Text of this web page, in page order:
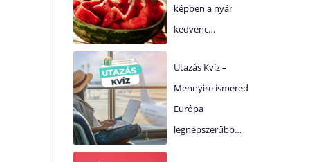
képben a nyár
kedvenc…
Utazás Kvíz –
Mennyire ismered
Európa
legnépszerűbb…